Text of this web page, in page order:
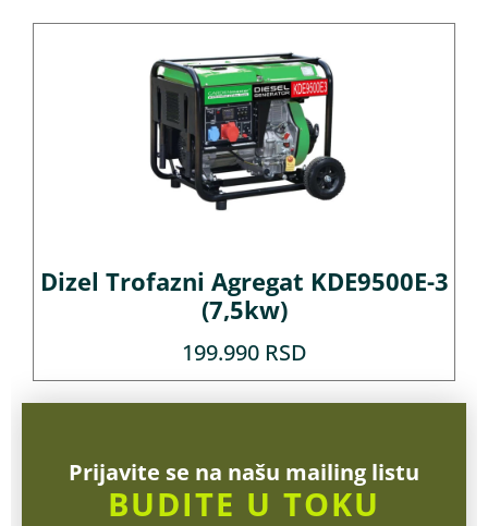
Dizel Trofazni Agregat KDE9500E-3
(7,5kw)
199.990 RSD
Prijavite se na našu mailing listu
BUDITE U TOKU